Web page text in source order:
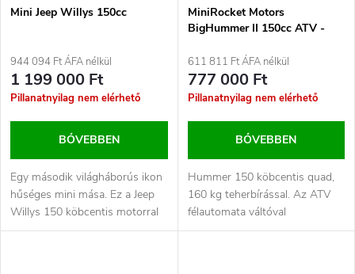
Mini Jeep Willys 150cc
944 094 Ft ÁFA nélkül
1 199 000 Ft
Pillanatnyilag nem elérhető
BŐVEBBEN
Egy második világháborús ikon
hűséges mini mása. Ez a Jeep
Willys 150 köbcentis motorral
volt felszerelve félautomata...
MiniRocket Motors
BigHummer II 150cc ATV -
611 811 Ft ÁFA nélkül
777 000 Ft
Pillanatnyilag nem elérhető
BŐVEBBEN
Hummer 150 köbcentis quad,
160 kg teherbírással. Az ATV
félautomata váltóval
rendelkezik, pl. hogy csak